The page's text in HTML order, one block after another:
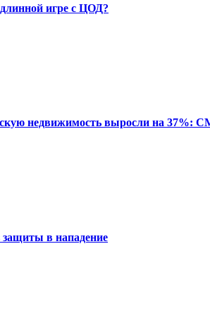
игре с ЦОД?
недвижимость выросли на 37%:
защиты в нападение